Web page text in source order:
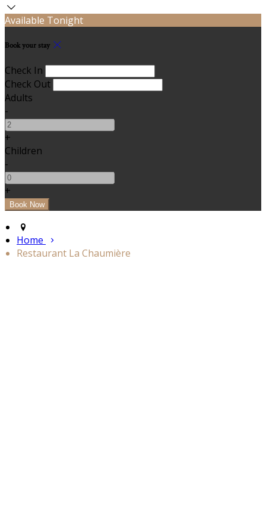
Available Tonight
Book your stay
Check In
Check Out
Adults
-
+
Children
-
+
Home
Restaurant La Chaumière